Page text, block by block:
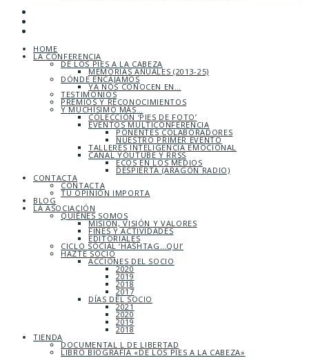
HOME
LA CONFERENCIA
DE LOS PIES A LA CABEZA
MEMORIAS ANUALES (2013-25)
DÓNDE ENCAJAMOS
YA NOS CONOCEN EN…
TESTIMONIOS
PREMIOS Y RECONOCIMIENTOS
Y MUCHÍSIMO MÁS…
COLECCIÓN ‘PIES DE FOTO’
EVENTOS MULTICONFERENCIA
PONENTES COLABORADORES
NUESTRO PRIMER EVENTO
TALLERES INTELIGENCIA EMOCIONAL
CANAL YOUTUBE Y RRSS
ECOS EN LOS MEDIOS
DESPIERTA (ARAGÓN RADIO)
CONTACTA
CONTACTA
TU OPINIÓN IMPORTA
BLOG
LA ASOCIACIÓN
QUIÉNES SOMOS
MISIÓN, VISIÓN Y VALORES
FINES Y ACTIVIDADES
EDITORIALES
CICLO SOCIAL ‘HASHTAG…QUI’
HAZTE SOCIO
ACCIONES DEL SOCIO
2020
2019
2018
2017
DÍAS DEL SOCIO
2021
2020
2019
2018
TIENDA
DOCUMENTAL L DE LIBERTAD
LIBRO BIOGRAFÍA «DE LOS PIES A LA CABEZA»